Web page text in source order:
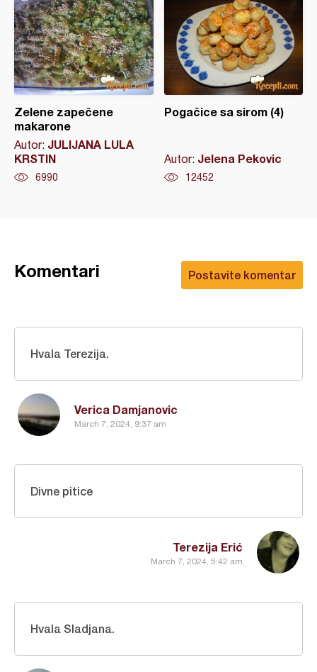
Zelene zapečene
makarone
Autor: JULIJANA LULA
KRSTIN
6990
Pogačice sa sirom (4)
Autor: Jelena Pekovic
12452
Postavite komentar
Komentari
Verica Damjanovic
March 7, 2024, 9:37 am
Hvala Terezija.
Terezija Erić
March 7, 2024, 5:42 am
Divne pitice
Hvala Sladjana.